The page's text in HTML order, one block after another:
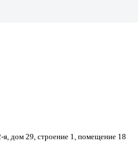
я, дом 29, строение 1, помещение 18